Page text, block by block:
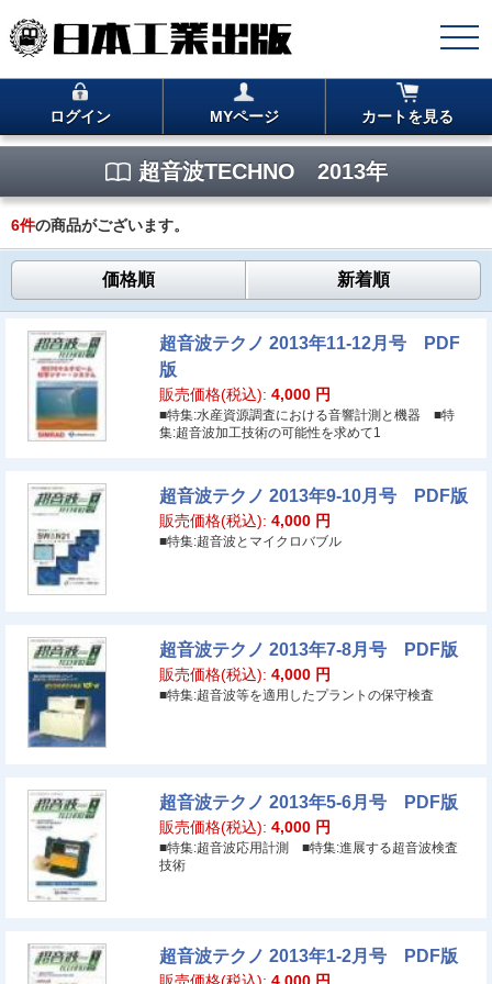
ログイン MYページ カートを見る
超音波TECHNO 2013年
6件の商品がございます。
価格順 新着順
超音波テクノ 2013年11-12月号 PDF
版
販売価格(税込): 4,000 円
■特集:水産資源調査における音響計測と機器 ■特
集:超音波加工技術の可能性を求めて1
超音波テクノ 2013年9-10月号 PDF版
販売価格(税込): 4,000 円
■特集:超音波とマイクロバブル
超音波テクノ 2013年7-8月号 PDF版
販売価格(税込): 4,000 円
■特集:超音波等を適用したプラントの保守検査
超音波テクノ 2013年5-6月号 PDF版
販売価格(税込): 4,000 円
■特集:超音波応用計測 ■特集:進展する超音波検査
技術
超音波テクノ 2013年1-2月号 PDF版
販売価格(税込): 4,000 円